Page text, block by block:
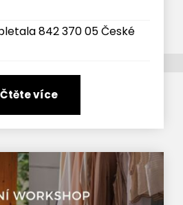
842 370 05 České
Čtěte více